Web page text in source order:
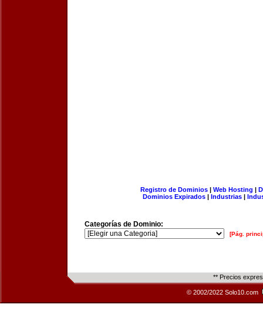
Registro de Dominios| Web Hosting |
Dominios Expirados | Industrias |
Categorías de Dominio:
[Pág.
** Precios
© 2002/2022 Solo10.com